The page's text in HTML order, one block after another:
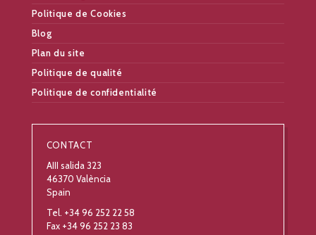
Politique de Cookies
Blog
Plan du site
Politique de qualité
Politique de confidentialité
CONTACT
AIII salida 323
46370 València
Spain
Tel. +34 96 252 22 58
Fax +34 96 252 23 83